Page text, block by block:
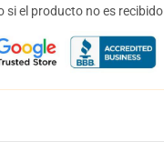
si el producto no es recibido